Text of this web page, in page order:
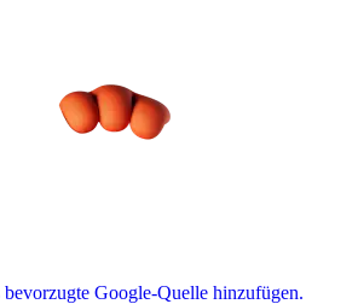
Google-Quelle hinzufügen.